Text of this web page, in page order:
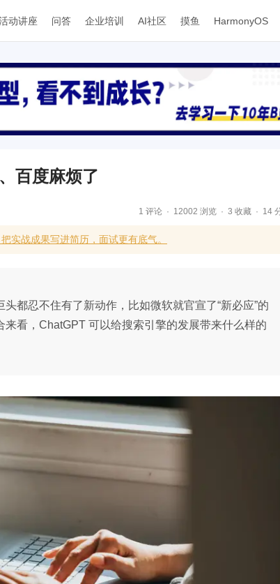
动讲座 问答 企业培训 AI社区 摸鱼 HarmonyOS
百度麻烦了
1 评论 12002 浏览 3 收藏 14
实战成果写进简历，面试更有底气。
都忍不住有了新动作，比如微软就官宣了“新必应”的
看，ChatGPT 可以给搜索引擎的发展带来什么样的